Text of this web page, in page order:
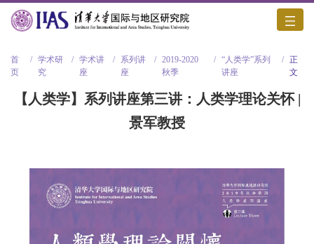
首
页
/ 学术研
究
/ 学术讲
座
/
系列讲
座
/ 2019-2020
秋季
/ “人类学”系列
讲座
/ 正
文
【人类学】系列讲座第三讲：人类学理论关怀 |
景军教授